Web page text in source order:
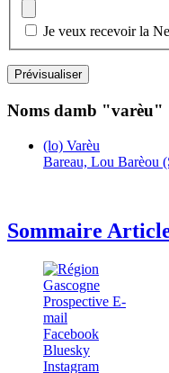
Je veux recevoir la
Noms damb "varèu"
(lo) Varèu
Bareau, Lou Barèou
Sommaire